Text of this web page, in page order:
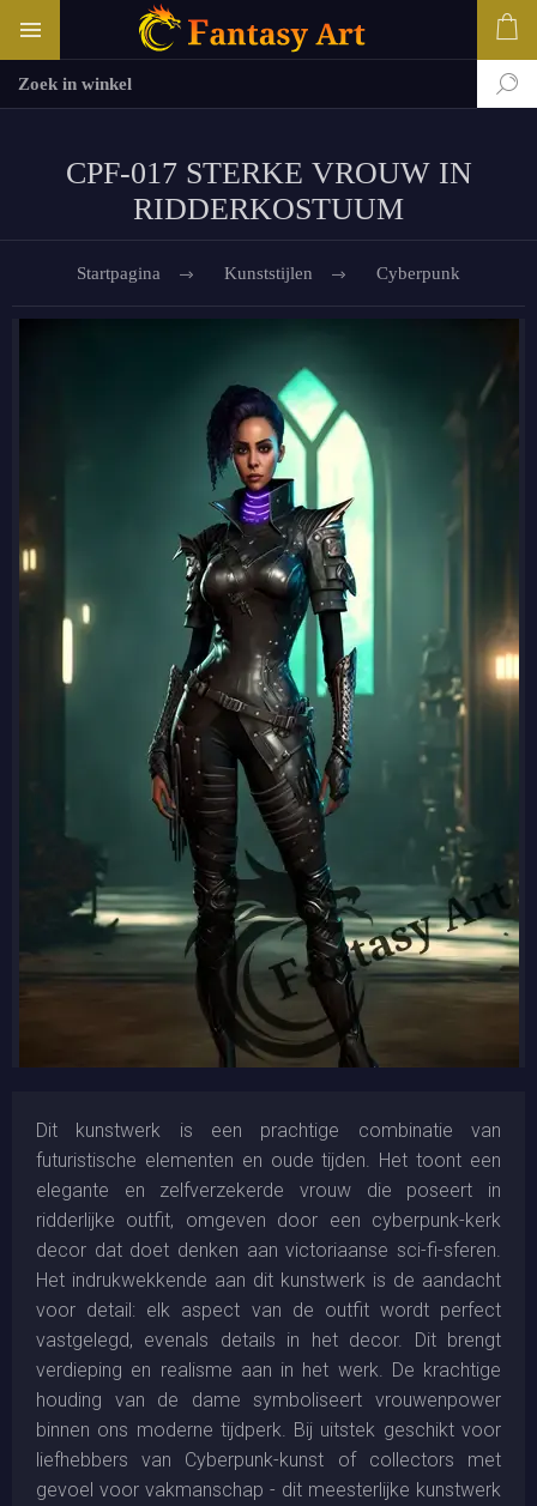
CPF-017 STERKE VROUW IN
RIDDERKOSTUUM
Startpagina Kunststijlen Cyberpunk
Dit kunstwerk is een prachtige combinatie van
futuristische elementen en oude tijden. Het toont een
elegante en zelfverzekerde vrouw die poseert in
ridderlijke outfit, omgeven door een cyberpunk-kerk
decor dat doet denken aan victoriaanse sci-fi-sferen.
Het indrukwekkende aan dit kunstwerk is de aandacht
voor detail: elk aspect van de outfit wordt perfect
vastgelegd, evenals details in het decor. Dit brengt
verdieping en realisme aan in het werk. De krachtige
houding van de dame symboliseert vrouwenpower
binnen ons moderne tijdperk. Bij uitstek geschikt voor
liefhebbers van Cyberpunk-kunst of collectors met
gevoel voor vakmanschap - dit meesterlijke kunstwerk